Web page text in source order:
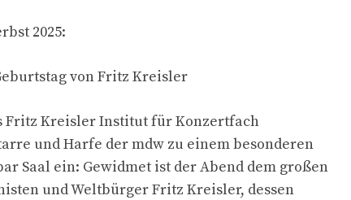
2025:
von Fritz Kreisler
Fritz Kreisler Institut für Konzertfach
und Harfe der mdw zu einem besonderen
Saal ein: Gewidmet ist der Abend dem großen
und Weltbürger Fritz Kreisler, dessen